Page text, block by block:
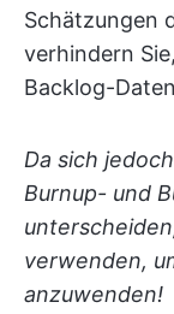
Schätzungen
verhindern
Backlog-
Da sich
Burnup- und
verwenden,
anzuwenden!